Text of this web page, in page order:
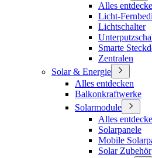
Alles
Licht-
Lichtschalter
Smarte
Zentralen
Solar & Energie
Alles entdecken
Balkonkraftwerke
Solarmodule
Alles
Solarpanele
Mobile
Solar Zubehör